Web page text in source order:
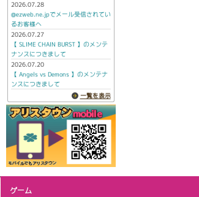
2026.07.28
@ezweb.ne.jpでメール受信されてい
るお客様へ
2026.07.27
【 SLIME CHAIN BURST 】のメンテ
ナンスにつきまして
2026.07.20
【 Angels vs Demons 】のメンテナ
ンスにつきまして
一覧を表示
ゲーム